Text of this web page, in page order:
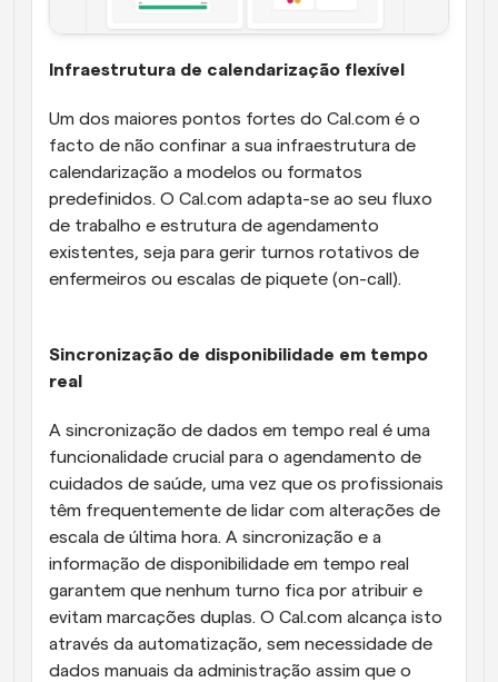
Infraestrutura de calendarização flexível
Um dos maiores pontos fortes do Cal.com é o
facto de não confinar a sua infraestrutura de
calendarização a modelos ou formatos
predefinidos. O Cal.com adapta-se ao seu fluxo
de trabalho e estrutura de agendamento
existentes, seja para gerir turnos rotativos de
enfermeiros ou escalas de piquete (on-call).
Sincronização de disponibilidade em tempo
real
A sincronização de dados em tempo real é uma
funcionalidade crucial para o agendamento de
cuidados de saúde, uma vez que os profissionais
têm frequentemente de lidar com alterações de
escala de última hora. A sincronização e a
informação de disponibilidade em tempo real
garantem que nenhum turno fica por atribuir e
evitam marcações duplas. O Cal.com alcança isto
através da automatização, sem necessidade de
dados manuais da administração assim que o